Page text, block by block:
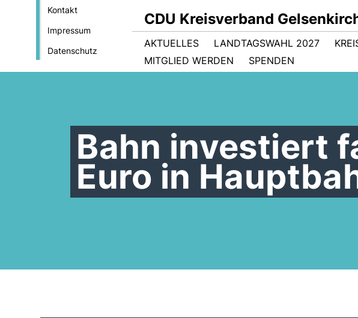
Kontakt
Impressum
Datenschutz
CDU Kreisverband
AKTUELLES LANDTAGSWAHL 2027
MITGLIED WERDEN
SPENDEN
Bahn investiert
Euro in